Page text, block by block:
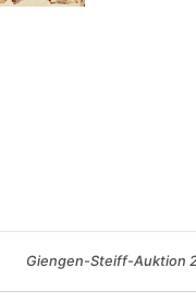
Giengen-Steiff-Auktion